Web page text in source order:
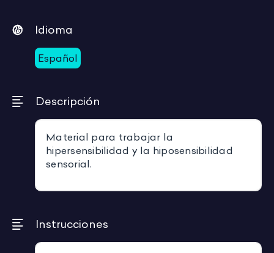
Idioma
Español
Descripción
Material para trabajar la
hipersensibilidad y la hiposensibilidad
sensorial.
Instrucciones